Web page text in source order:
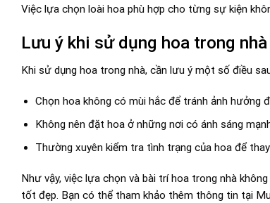
Việc lựa chọn loài hoa phù hợp cho từng sự kiện
Lưu ý khi sử dụng hoa trong nhà
Khi sử dụng hoa trong nhà, cần lưu ý một số điều
Chọn hoa không có mùi hắc để tránh ảnh hưởng
Không nên đặt hoa ở những nơi có ánh sáng
Thường xuyên kiểm tra tình trạng của hoa để
Như vậy, việc lựa chọn và bài trí hoa trong nhà
tốt đẹp. Bạn có thể tham khảo thêm thông tin tại